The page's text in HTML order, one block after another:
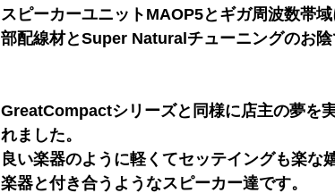
スピーカーユニットMAOP5とギガ周波数帯
部配線材とSuper Naturalチューニングのお陰
GreatCompactシリーズと同様に店主の夢を
れました。
良い楽器のように軽くてセッテイングも楽な
楽器と付き合うようなスピーカー達です。